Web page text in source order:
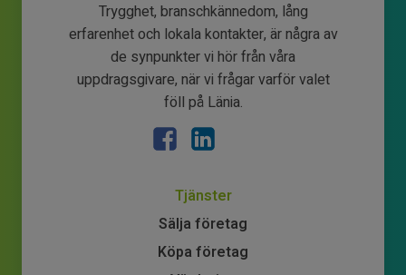
Trygghet, branschkännedom, lång
erfarenhet och lokala kontakter, är några av
de synpunkter vi hör från våra
uppdragsgivare, när vi frågar varför valet
föll på Länia.
Tjänster
Sälja företag
Köpa företag